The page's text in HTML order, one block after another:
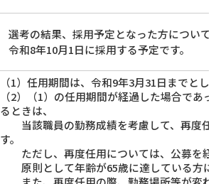
選考の結果、採用予定となった方について
令和8年10月1日に採用する予定です。
（1）任用期間は、令和9年3月31日までとし
（2）（1）の任用期間が経過した場合であ
るときは、
当該職員の勤務成績を考慮して、再度任
す。
ただし、再度任用については、公募を経
原則として年齢が65歳に達している方に